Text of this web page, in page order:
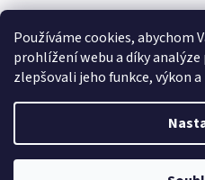
Používáme cookies, abychom
prohlížení webu a díky
zlepšovali jeho funkce, výkon
Copyright 2026POPOK. Všechna